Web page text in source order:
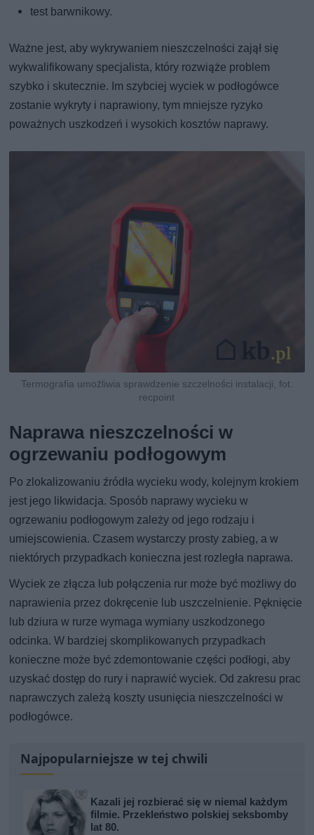
test barwnikowy.
Ważne jest, aby wykrywaniem nieszczelności zajął się
wykwalifikowany specjalista, który rozwiąże problem
szybko i skutecznie. Im szybciej wyciek w podłogówce
zostanie wykryty i naprawiony, tym mniejsze ryzyko
poważnych uszkodzeń i wysokich kosztów naprawy.
Termografia umożliwia sprawdzenie szczelności instalacji, fot.
recpoint
Naprawa nieszczelności w
ogrzewaniu podłogowym
Po zlokalizowaniu źródła wycieku wody, kolejnym krokiem
jest jego likwidacja. Sposób naprawy wycieku w
ogrzewaniu podłogowym zależy od jego rodzaju i
umiejscowienia. Czasem wystarczy prosty zabieg, a w
niektórych przypadkach konieczna jest rozległa naprawa.
Wyciek ze złącza lub połączenia rur może być możliwy do
naprawienia przez dokręcenie lub uszczelnienie. Pęknięcie
lub dziura w rurze wymaga wymiany uszkodzonego
odcinka. W bardziej skomplikowanych przypadkach
konieczne może być zdemontowanie części podłogi, aby
uzyskać dostęp do rury i naprawić wyciek. Od zakresu prac
naprawczych zależą koszty usunięcia nieszczelności w
podłogówce.
Najpopularniejsze w tej chwili
Kazali jej rozbierać się w niemal każdym
filmie. Przekleństwo polskiej seksbomby
lat 80.